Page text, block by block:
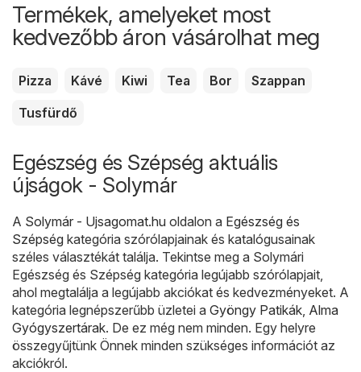
Termékek, amelyeket most
kedvezőbb áron vásárolhat meg
Pizza Kávé Kiwi Tea Bor
Szappan
Tusfürdő
Egészség és Szépség aktuális
újságok - Solymár
A Solymár - Ujsagomat.hu oldalon a Egészség és
Szépség kategória szórólapjainak és katalógusainak
széles választékát találja. Tekintse meg a Solymári
Egészség és Szépség kategória legújabb szórólapjait,
ahol megtalálja a legújabb akciókat és kedvezményeket. A
kategória legnépszerűbb üzletei a Gyöngy Patikák, Alma
Gyógyszertárak. De ez még nem minden. Egy helyre
összegyűjtünk Önnek minden szükséges információt az
akciókról.